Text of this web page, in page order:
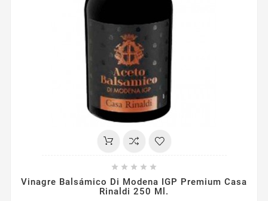
    
Vinagre Balsámico Di Modena IGP Premium Casa
Rinaldi 250 Ml.